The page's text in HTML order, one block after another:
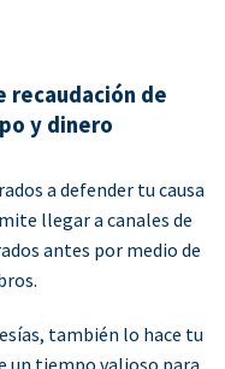
recaudación de
y dinero
a defender tu causa
llegar a canales de
antes por medio de
también lo hace tu
un tiempo valioso para